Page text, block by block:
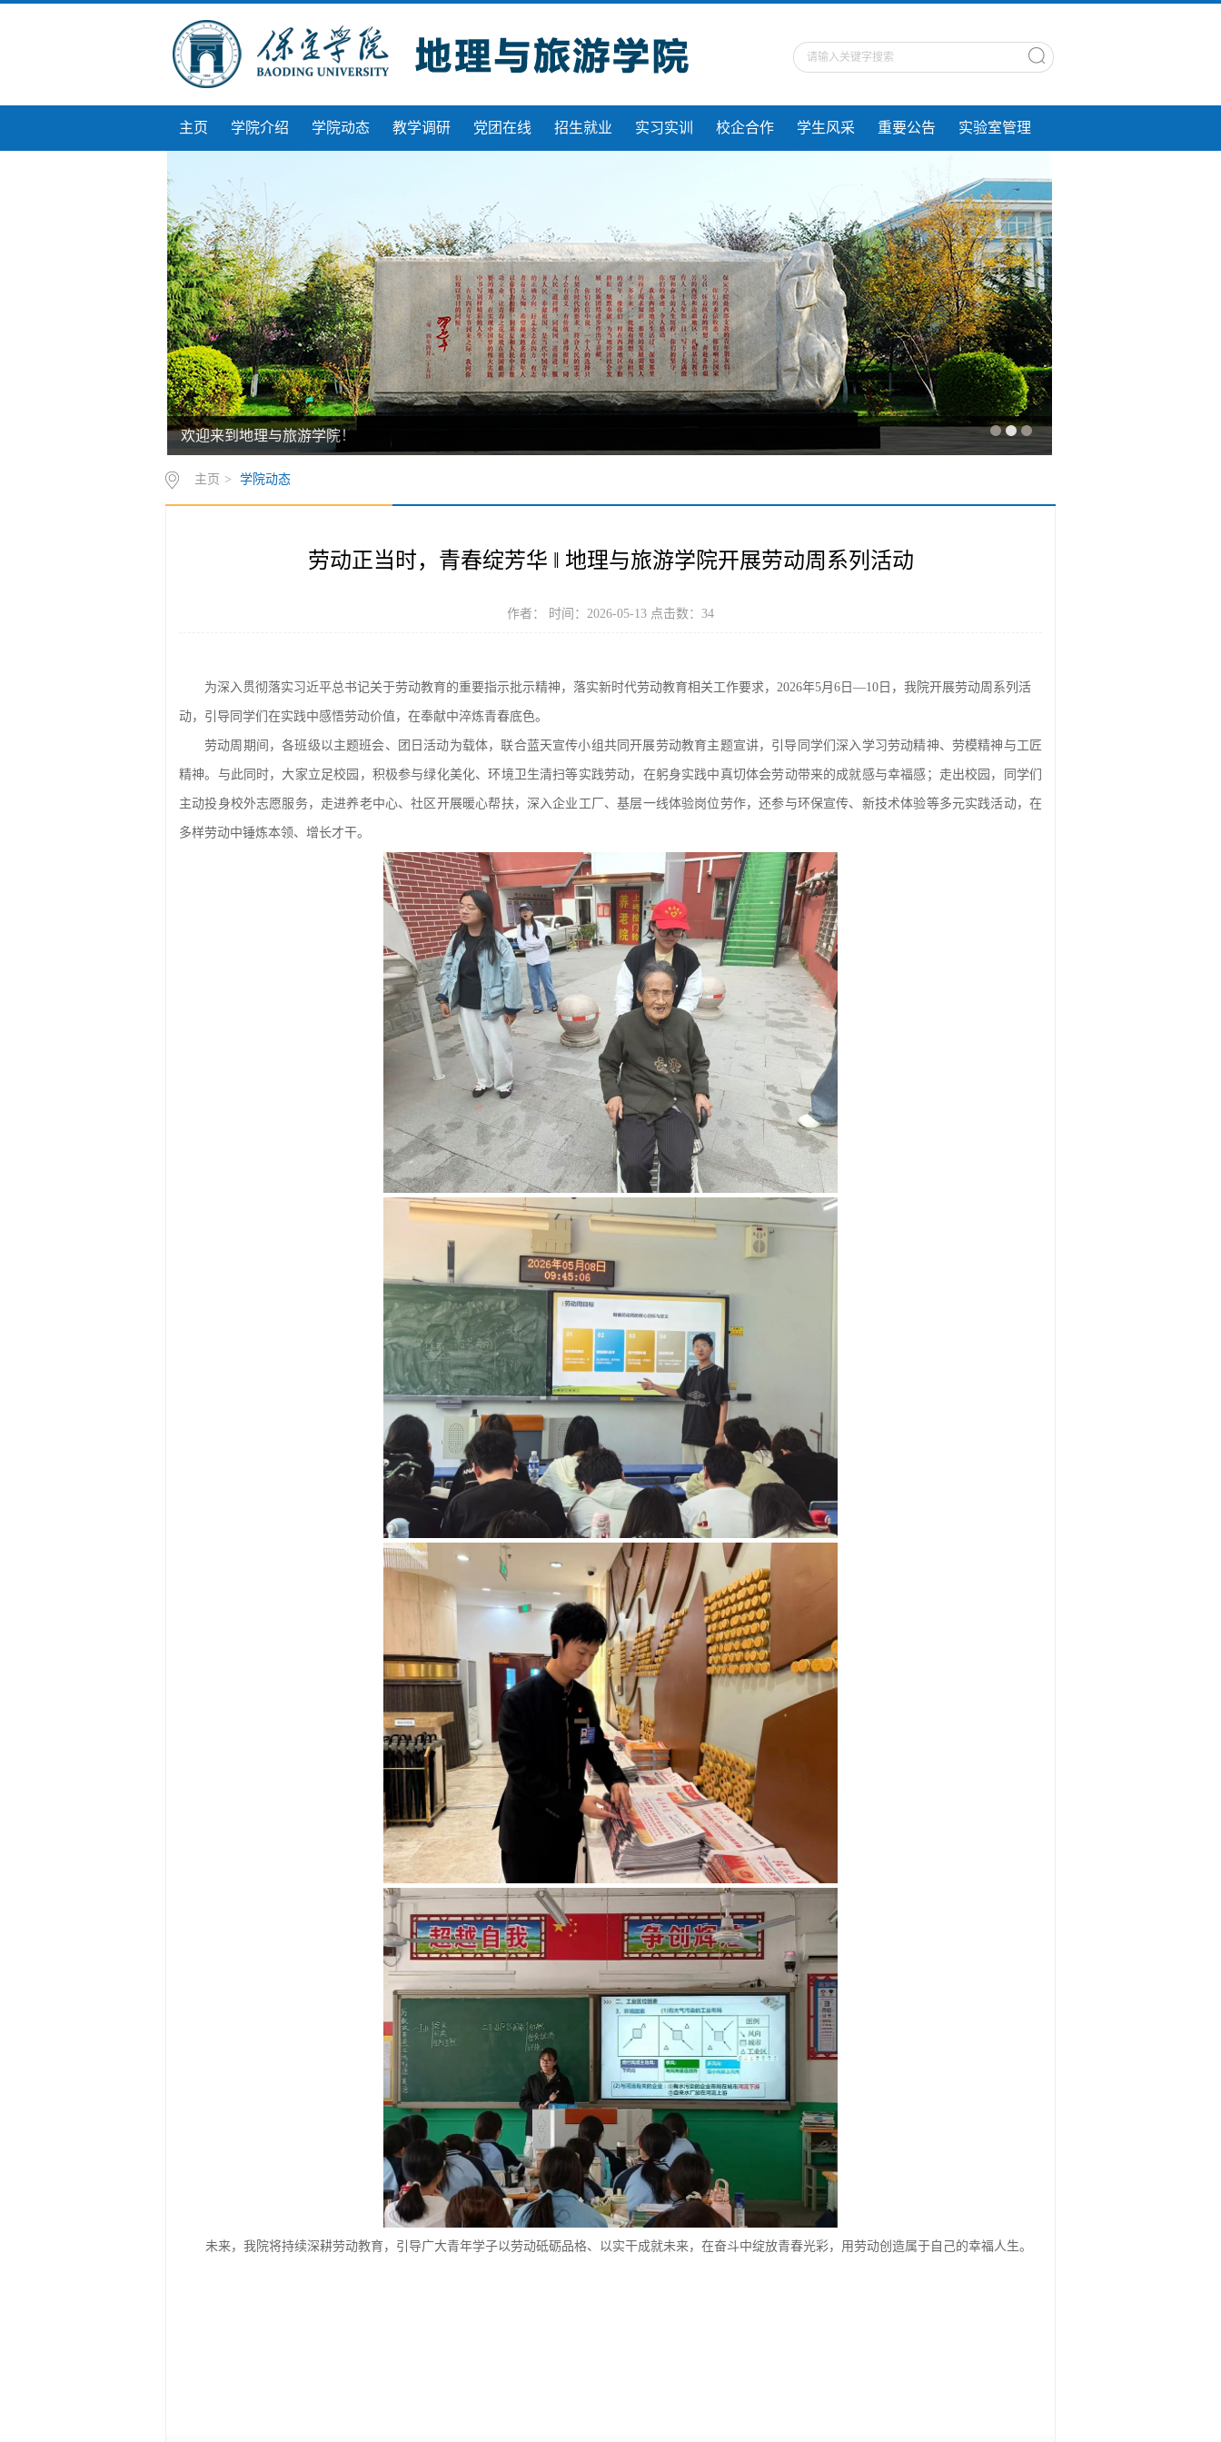
主页 学院介绍 学院动态 教学调研 党团在线 招生就业 实习实训 校企合作 学生风采 重要公告 实验室管理
欢迎来到地理与旅游学院！
主页 > 学院动态
劳动正当时，青春绽芳华 ‖ 地理与旅游学院开展劳动周系列活动
作者： 时间：2026-05-13 点击数： 34
为深入贯彻落实习近平总书记关于劳动教育的重要指示批示精神，落实新时代劳动教育相关工作要求，2026年5月6日—10日，我院开展劳动周系列活
动，引导同学们在实践中感悟劳动价值，在奉献中淬炼青春底色。
劳动周期间，各班级以主题班会、团日活动为载体，联合蓝天宣传小组共同开展劳动教育主题宣讲，引导同学们深入学习劳动精神、劳模精神与工匠
精神。与此同时，大家立足校园，积极参与绿化美化、环境卫生清扫等实践劳动，在躬身实践中真切体会劳动带来的成就感与幸福感；走出校园，同学们
主动投身校外志愿服务，走进养老中心、社区开展暖心帮扶，深入企业工厂、基层一线体验岗位劳作，还参与环保宣传、新技术体验等多元实践活动，在
多样劳动中锤炼本领、增长才干。
未来，我院将持续深耕劳动教育，引导广大青年学子以劳动砥砺品格、以实干成就未来，在奋斗中绽放青春光彩，用劳动创造属于自己的幸福人生。